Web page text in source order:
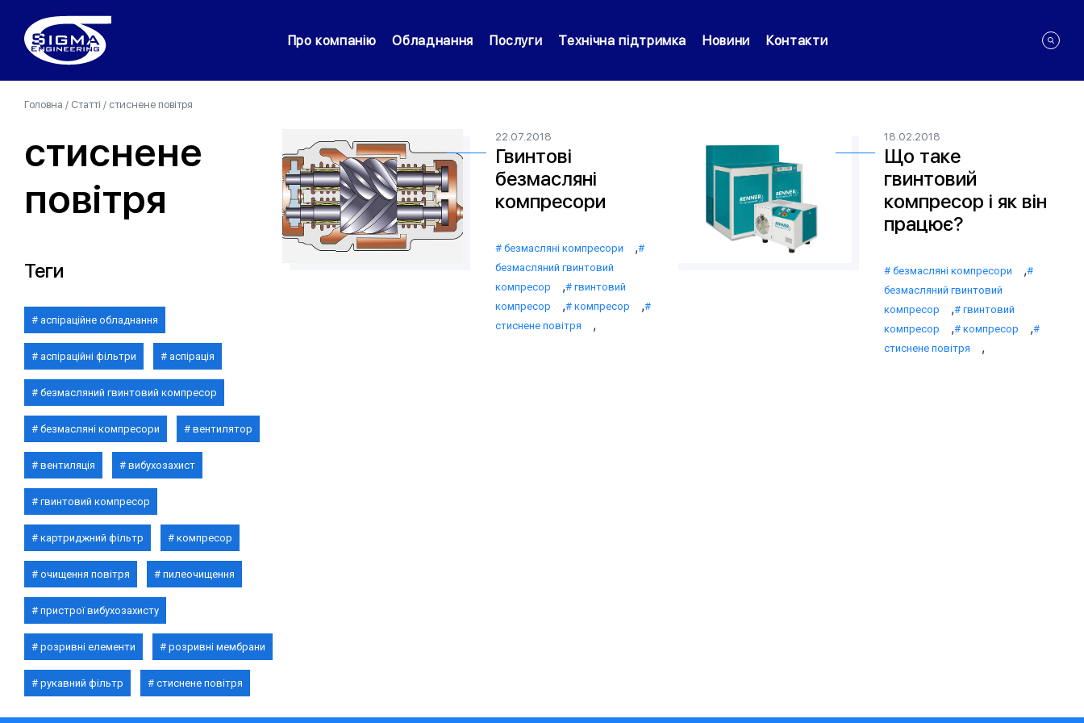
Про компанію Обладнання Послуги Технічна підтримка Новини Контакти
Головна / Статті / стиснене повітря
стиснене
повітря
Теги
аспіраційне обладнання
аспіраційні фільтри аспірація
безмасляний гвинтовий компресор
безмасляні компресори вентилятор
вентиляція вибухозахист
гвинтовий компресор
картриджний фільтр компресор
очищення повітря пилеочищення
пристрої вибухозахисту
розривні елементи розривні мембрани
рукавний фільтр стиснене повітря
22.07.2018
Гвинтові
безмасляні
компресори
безмасляні компресори ,
безмасляний гвинтовий
компресор
,
гвинтовий
компресор
, компресор ,
стиснене повітря ,
18.02.2018
Що таке
гвинтовий
компресор і як він
працює?
безмасляні компресори ,
безмасляний гвинтовий
компресор
,
гвинтовий
компресор
, компресор ,
стиснене повітря ,